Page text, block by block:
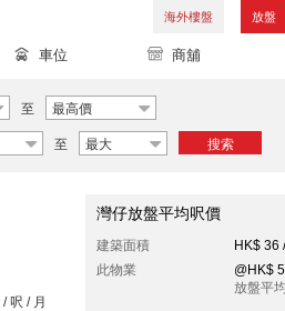
海外樓盤 放盤
車位 商舖
至 最高價
至 最大 搜索
/ 呎 / 月
灣仔放盤平均呎價
建築面積
HK$ 36
此物業
@HK$
放盤平